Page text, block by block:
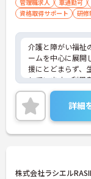
管理職求人 車通勤可
資格取得サポート
研修
介護と障がい福祉
ームを中心に展開
援にとどまらず、
しています。利用
員管理まで一体的
根ざした支援を実
たい」「支援の質
職場です。ご興味
など、さらに詳細
詳細
株式会社ラシエル